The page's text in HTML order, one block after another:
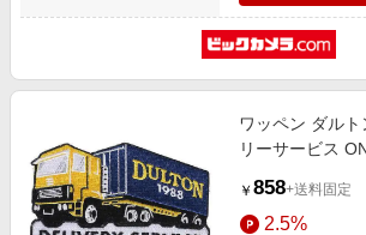
旅行・レジャー・ホテル予約
金融・マネー・保険
デジタルコンテンツ
わくわく夏特集
とことん買い物チャレンジ
Qoo10メガポ
Samsung ボーナスキャンペーン
週末の高還元 夏の長期版
ワッペン ダル
リーサービス
￥ 858+送料固定
2.5%